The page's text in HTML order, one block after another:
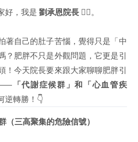
好，我是劉承恩院長 👨‍⚕️。
著自己的肚子苦惱，覺得只是「中
？肥胖不只是外觀問題，它更是引
！今天院長要來跟大家聊聊肥胖引
「代謝症候群」和
「心血管疾
逆轉勝！👇
（三高聚集的危險信號）